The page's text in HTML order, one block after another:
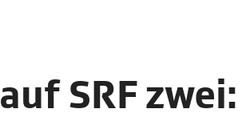
SRF zwei: